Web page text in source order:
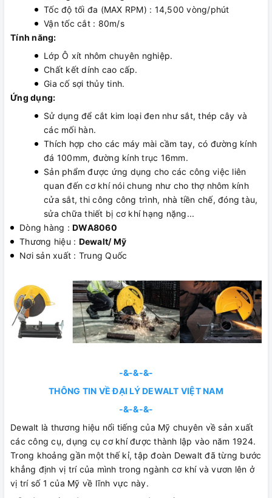
Tốc độ tối đa (MAX RPM) : 14,500 vòng/phút
Vận tốc cắt : 80m/s
Tính năng:
Lớp Ô xít nhôm chuyên nghiệp.
Chất kết dính cao cấp.
Gia cố sợi thủy tinh.
Ứng dụng:
Sử dụng để cắt kim loại đen như sắt, thép cây và
các mối hàn.
Thích hợp cho các máy mài cầm tay, có đường kính
đá 100mm, đường kính trục 16mm.
Sản phẩm được ứng dụng cho các công việc liên
quan đến cơ khí nói chung như cho thợ nhôm kính
cửa sắt, thi công công trình, nhà tiền chế, đóng tàu,
sửa chữa thiết bị cơ khí hạng nặng...
Dòng hàng : DWA8060
Thương hiệu : Dewalt/ Mỹ
Nơi sản xuất : Trung Quốc
-&-&-&-
THÔNG TIN VỀ ĐẠI LÝ DEWALT VIỆT NAM
-&-&-&-
Dewalt là thương hiệu nổi tiếng của Mỹ chuyên về sản xuất
các công cụ, dụng cụ cơ khí được thành lập vào năm 1924.
Trong khoảng gần một thế kỉ, tập đoàn Dewalt đã từng bước
khẳng định vị trí của mình trong ngành cơ khí và vươn lên ở
vị trí số 1 của Mỹ về lĩnh vực này.